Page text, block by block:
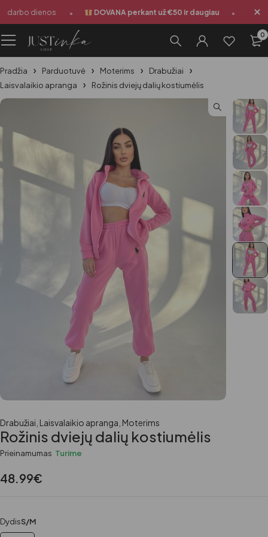
dienos DOVANA perkant už €50 ir daugiau
0
Pradžia Parduotuvė Moterims
Drabužiai
Laisvalaikio apranga
Rožinis dviejų dalių kostiumėlis
Drabužiai Laisvalaikio apranga Moterims
Rožinis dviejų dalių kostiumėlis
Prieinamumas Turime
48.99€
DydisS/M